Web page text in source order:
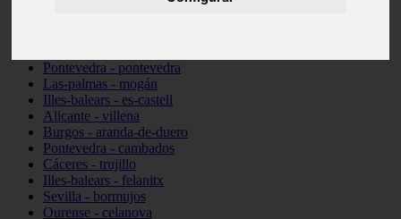
Illes-balears - sant-josep-de-sa-talaia
Pontevedra - pontevedra
Las-palmas - mogán
Illes-balears - es-castell
Alicante - villena
Burgos - aranda-de-duero
Pontevedra - cambados
Cáceres - trujillo
Illes-balears - felanitx
Sevilla - bormujos
Ourense - celanova